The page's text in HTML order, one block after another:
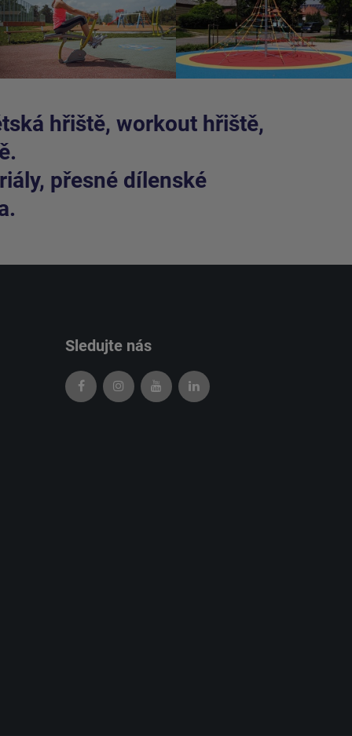
hřiště, workout hřiště,
přesné dílenské
Sledujte nás